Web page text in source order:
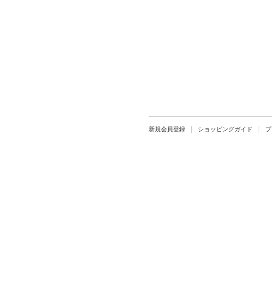
新規会員登録 ショッピングガイド